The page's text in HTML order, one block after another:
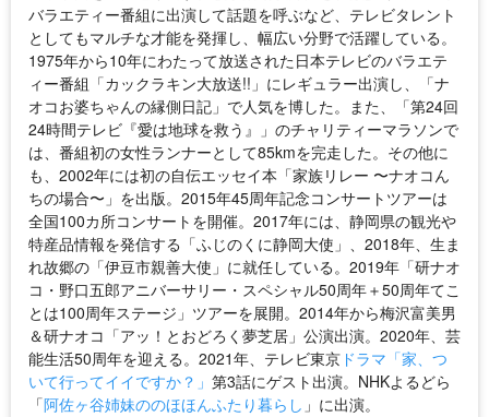
バラエティー番組に出演して話題を呼ぶなど、テレビタレント
としてもマルチな才能を発揮し、幅広い分野で活躍している。
1975年から10年にわたって放送された日本テレビのバラエテ
ィー番組「カックラキン大放送!!」にレギュラー出演し、「ナ
オコお婆ちゃんの縁側日記」で人気を博した。また、「第24回
24時間テレビ『愛は地球を救う』」のチャリティーマラソンで
は、番組初の女性ランナーとして85kmを完走した。その他に
も、2002年には初の自伝エッセイ本「家族リレー 〜ナオコん
ちの場合〜」を出版。2015年45周年記念コンサートツアーは
全国100カ所コンサートを開催。2017年には、静岡県の観光や
特産品情報を発信する「ふじのくに静岡大使」、2018年、生ま
れ故郷の「伊豆市親善大使」に就任している。2019年「研ナオ
コ・野口五郎アニバーサリー・スペシャル50周年＋50周年てこ
とは100周年ステージ」ツアーを展開。2014年から梅沢富美男
＆研ナオコ「アッ！とおどろく夢芝居」公演出演。2020年、芸
能生活50周年を迎える。2021年、テレビ東京 ドラマ「家、つ
いて行ってイイですか？」 第3話にゲスト出演。NHKよるどら
「阿佐ヶ谷姉妹ののほほんふたり暮らし 」に出演。